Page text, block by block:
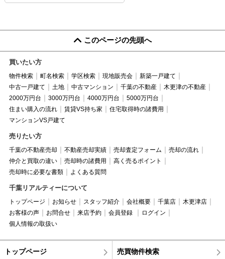
このページの先頭へ
買いたい方
物件検索 町名検索 学区検索 現地販売会
新築一戸建て
中古一戸建て
土地 中古マンション 千葉の不動産
木更津の不動産
2000万円台
3000万円台 4000万円台
5000万円台
住まい購入の流れ
賃貸VS持ち家
住宅取得時の諸費用
マンションVS戸建て
売りたい方
千葉の不動産売却 不動産売却実績 売却査定フォーム
売却の流れ
仲介と買取の違い
売却時の諸費用
高く売るポイント
売却時に必要な書類
よくある質問
千葉リアルティーについて
トップページ お知らせ スタッフ紹介 会社概要 千葉店
木更津店
お客様の声
お問合せ 来店予約 会員登録
ログイン
個人情報の取扱い
トップページ 売買物件検索